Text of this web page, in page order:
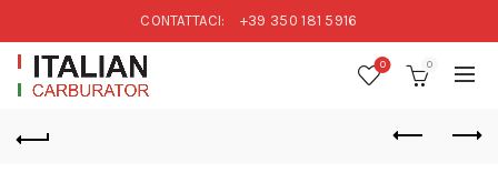
CONTATTACI: +39 350 181 5916
0 0